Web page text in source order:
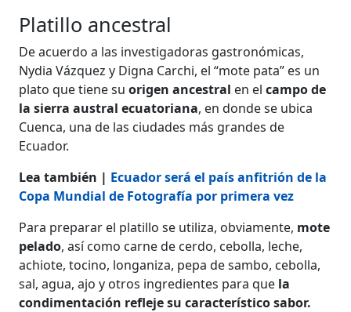
Platillo ancestral
De acuerdo a las investigadoras gastronómicas,
Nydia Vázquez y Digna Carchi, el “mote pata” es un
plato que tiene suorigen ancestral en elcampo de
la sierra austral ecuatoriana, en donde se ubica
Cuenca, una de las ciudades más grandes de
Ecuador.
Lea también | Ecuador será el país anfitrión de la
Copa Mundial de Fotografía por primera vez
Para preparar el platillo se utiliza, obviamente, mote
pelado, así como carne de cerdo, cebolla, leche,
achiote, tocino, longaniza, pepa de sambo, cebolla,
sal, agua, ajo y otros ingredientes para que la
condimentación refleje su característico sabor.